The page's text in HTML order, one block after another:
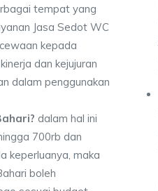
tempat yang
Jasa Sedot WC
kepada
dan kejujuran
dalam penggunakan
dalam hal ini
700rb dan
keperluanya, maka
boleh